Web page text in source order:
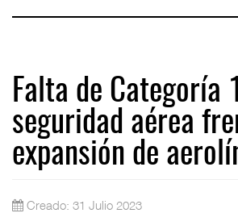
Falta de Categoría
seguridad aérea
expansión de
Creado: 31 Julio 2023